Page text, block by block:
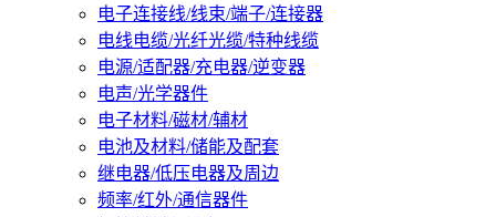
电子连接线/线束/端子/连接器
电线电缆/光纤光缆/特种线缆
电源/适配器/充电器/逆变器
电声/光学器件
电子材料/磁材/辅材
电池及材料/储能及配套
继电器/低压电器及周边
频率/红外/通信器件